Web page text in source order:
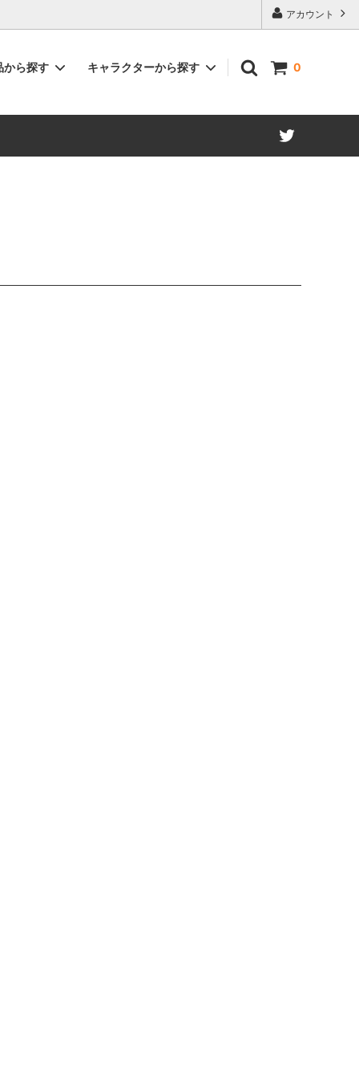
アカウント
0
から探す
英雄伝説 碧の軌跡
キャラクターから探す
マキアス・レーグニッツ
フラン・シーカー